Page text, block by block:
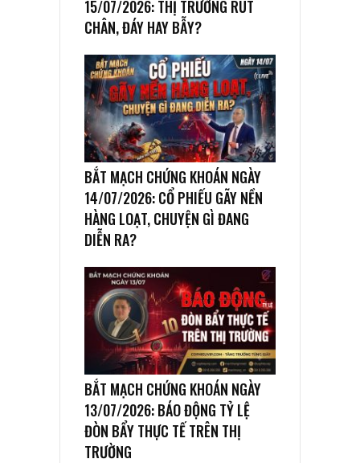
15/07/2026: THỊ TRƯỜNG RÚT
CHÂN, ĐÁY HAY BẪY?
BẮT MẠCH CHỨNG KHOÁN NGÀY
14/07/2026: CỔ PHIẾU GÃY NỀN
HÀNG LOẠT, CHUYỆN GÌ ĐANG
DIỄN RA?
BẮT MẠCH CHỨNG KHOÁN NGÀY
13/07/2026: BÁO ĐỘNG TỶ LỆ
ĐÒN BẨY THỰC TẾ TRÊN THỊ
TRƯỜNG